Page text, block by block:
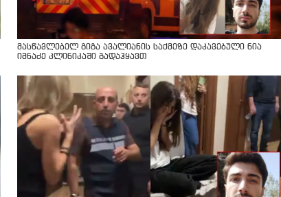
მასწავლებელ გიგა ავალიანის საქმეზე დაკავებული ნია
იმნაძე კლინიკაში გადაჰყავთ